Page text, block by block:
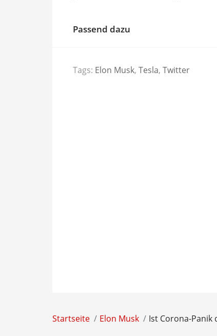
Passend dazu
Tags: Elon Musk, Tesla, Twitter
Startseite Elon Musk Ist Corona-Panik